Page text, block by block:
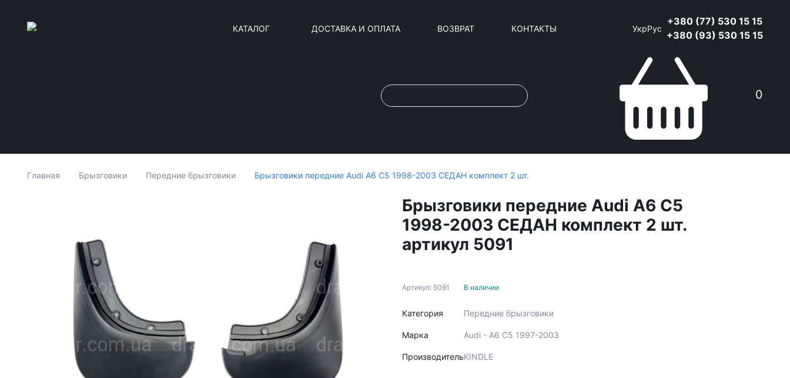
КАТАЛОГ ДОСТАВКА И ОПЛАТА ВОЗВРАТ КОНТАКТЫ УкрРус
+380 (77) 530 15 15
+380 (93) 530 15 15
0
Главная Брызговики Передние брызговики Брызговики передние Audi A6 C5 1998-2003 СЕДАН комплект 2 шт.
Брызговики передние Audi A6 C5
1998-2003 СЕДАН комплект 2 шт.
артикул 5091
Артикул: 5091
Категория
Марка
Производитель
В наличии
Передние брызговики
Audi - A6 C5 1997-2003
KINDLE